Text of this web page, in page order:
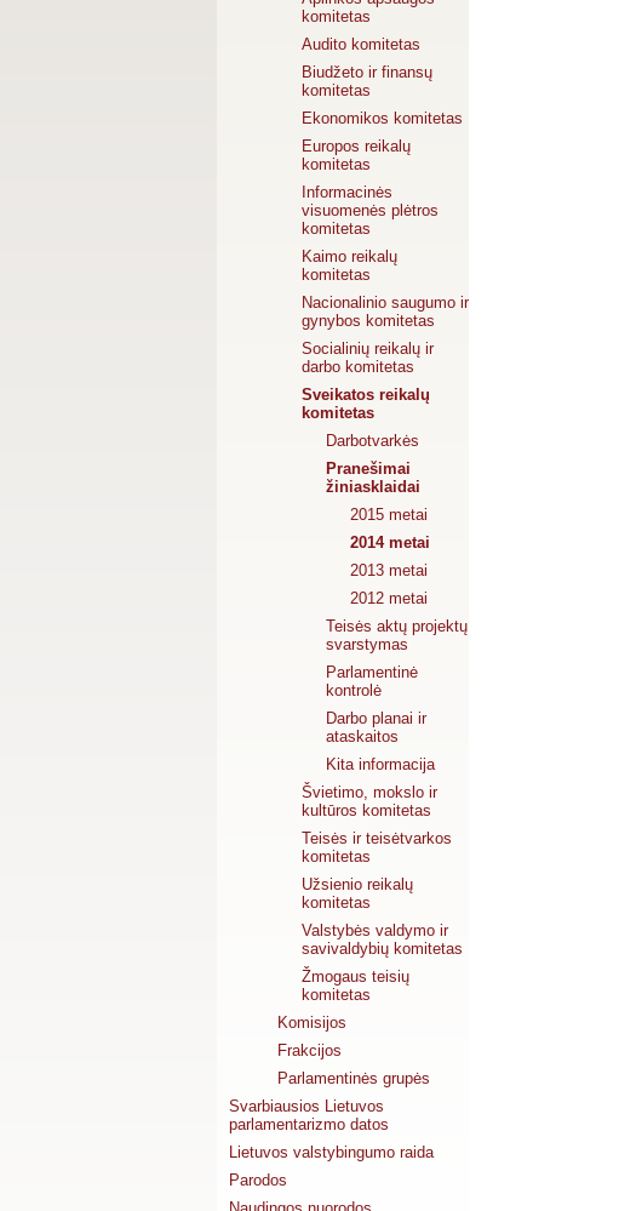
komitetas
Audito komitetas
Biudžeto ir finansų
komitetas
Ekonomikos komitetas
Europos reikalų
komitetas
Informacinės
visuomenės plėtros
komitetas
Kaimo reikalų
komitetas
Nacionalinio saugumo ir
gynybos komitetas
Socialinių reikalų ir
darbo komitetas
Sveikatos reikalų
komitetas
Darbotvarkės
Pranešimai
žiniasklaidai
2015 metai
2014 metai
2013 metai
2012 metai
Teisės aktų projektų
svarstymas
Parlamentinė
kontrolė
Darbo planai ir
ataskaitos
Kita informacija
Švietimo, mokslo ir
kultūros komitetas
Teisės ir teisėtvarkos
komitetas
Užsienio reikalų
komitetas
Valstybės valdymo ir
savivaldybių komitetas
Žmogaus teisių
komitetas
Komisijos
Frakcijos
Parlamentinės grupės
Svarbiausios Lietuvos
parlamentarizmo datos
Lietuvos valstybingumo raida
Parodos